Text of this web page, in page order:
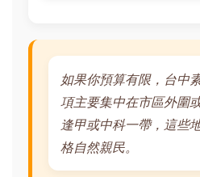
如果你預算有限，台中
項主要集中在市區外圍
逢甲或中科一帶，這些
格自然親民。